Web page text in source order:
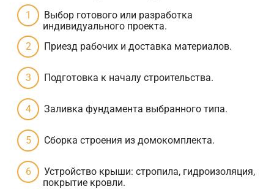
Выбор готового или разработка
индивидуального проекта.
Приезд рабочих и доставка материалов.
Подготовка к началу строительства.
Заливка фундамента выбранного типа.
Сборка строения из домокомплекта.
Устройство крыши: стропила, гидроизоляция,
покрытие кровли.